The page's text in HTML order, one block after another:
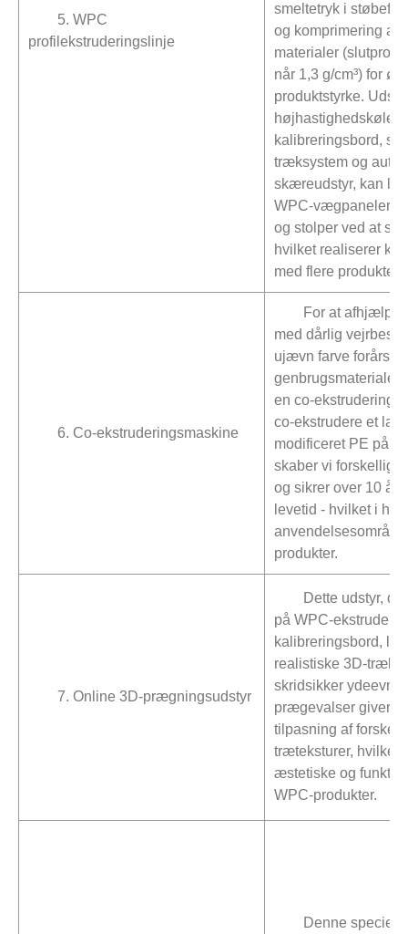
5. WPC
profilekstruderingslinje
smeltetryk i
og komprimering af
materialer
når 1,3 g/cm³) for
produktstyrke.
højhastighedskøle-
kalibreringsbord,
træksystem og
skæreudstyr, kan
WPC-vægpaneler,
og stolper ved at
hvilket realiserer
med flere produkter.
6. Co-ekstruderingsmaskine
For at afhjælpe
med dårlig
ujævn farve
genbrugsmaterialer,
en co-
co-ekstrudere et lag
modificeret PE på
skaber vi
og sikrer over 10
levetid - hvilket i høj
produkter.
7. Online 3D-prægningsudstyr
Dette udstyr,
på WPC-
kalibreringsbord,
realistiske 3D-
skridsikker
prægevalser giver
tilpasning af
træteksturer, hvilket
æstetiske og
WPC-produkter.
Denne specielt